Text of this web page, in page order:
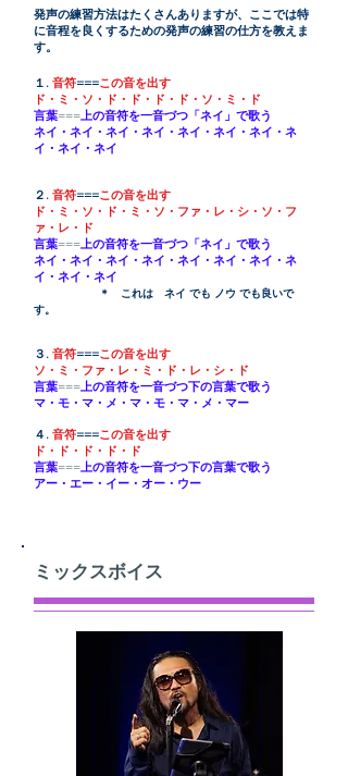
発声の練習方法はたくさんありますが、ここでは特
に音程を良くするための発声の練習の仕方を教えま
す。
１. 音符===この音を出す
ド・ミ・ソ・ド・ド・ド・ド・ソ・ミ・ド
言葉===上の音符を一音づつ「ネイ」で歌う
ネイ・ネイ・ネイ・ネイ・ネイ・ネイ・ネイ・ネ
イ・ネイ・ネイ
２. 音符===この音を出す
ド・ミ・ソ・ド・ミ・ソ・ファ・レ・シ・ソ・フ
ァ・レ・ド
言葉===上の音符を一音づつ「ネイ」で歌う
ネイ・ネイ・ネイ・ネイ・ネイ・ネイ・ネイ・ネ
イ・ネイ・ネイ
＊ これは ネイ でも ノウ でも良いで
す。
３. 音符===この音を出す
ソ・ミ・ファ・レ・ミ・ド・レ・シ・ド
言葉===上の音符を一音づつ下の言葉で歌う
マ・モ・マ・メ・マ・モ・マ・メ・マー
４. 音符===この音を出す
ド・ド・ド・ド・ド
言葉===上の音符を一音づつ下の言葉で歌う
アー・エー・イー・オー・ウー
ミックスボイス